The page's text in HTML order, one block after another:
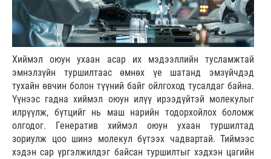
Хиймэл оюун ухаан асар их мэдээллийн тусламжтай
эмнэлзүйн туршилтаас өмнөх үе шатанд эмзүйчдэд
тухайн өвчин болон түүний байг ойлгоход тусалдаг байна.
Үүнээс гадна хиймэл оюун илүү ирээдүйтэй молекулыг
илрүүлж, бүтцийг нь маш нарийн тодорхойлох боломж
олгодог. Генератив хиймэл оюун ухаан туршилтад
зориулж цоо шинэ молекул бүтээх чадвартай. Тиймээс
хэдэн сар үргэлжилдэг байсан туршилтыг хэдхэн цагийн